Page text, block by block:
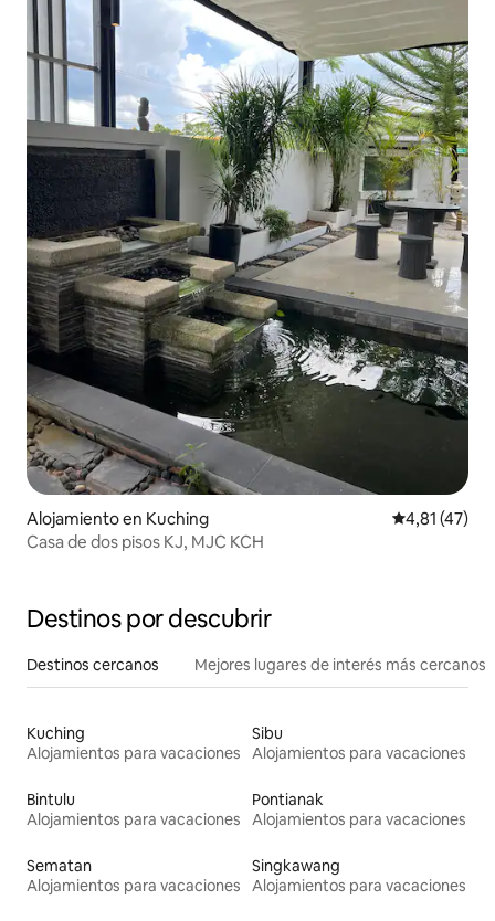
Alojamiento en Kuching Calificación
4,81 (47)
Casa de dos pisos KJ, MJC KCH
Destinos por descubrir
Destinos cercanos Mejores lugares de interés más cercanos
Kuching
Alojamientos para vacaciones
Sibu
Alojamientos para vacaciones
Bintulu
Alojamientos para vacaciones
Pontianak
Alojamientos para vacaciones
Sematan
Alojamientos para vacaciones
Singkawang
Alojamientos para vacaciones